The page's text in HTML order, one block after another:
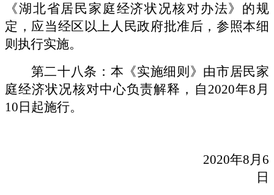
《湖北省居民家庭经济状况核对办法》的规
定，应当经区以上人民政府批准后，参照本细
则执行实施。
第二十八条：本《实施细则》由市居民家
庭经济状况核对中心负责解释，自 2020年8月
10日起施行。
2020年8月6
日